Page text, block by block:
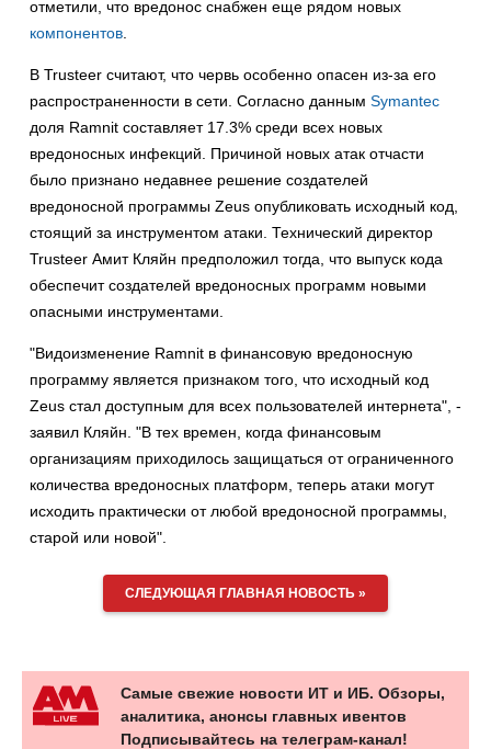
отметили, что вредонос снабжен еще рядом новых
компонентов
В Trusteer считают, что червь особенно опасен из-за его
распространенности в сети. Согласно данным Symantec
доля Ramnit составляет 17.3% среди всех новых
вредоносных инфекций. Причиной новых атак отчасти
было признано недавнее решение создателей
вредоносной программы Zeus опубликовать исходный код,
стоящий за инструментом атаки. Технический директор
Trusteer Амит Кляйн предположил тогда, что выпуск кода
обеспечит создателей вредоносных программ новыми
опасными инструментами.
"Видоизменение Ramnit в финансовую вредоносную
программу является признаком того, что исходный код
Zeus стал доступным для всех пользователей интернета", -
заявил Кляйн. "В тех времен, когда финансовым
организациям приходилось защищаться от ограниченного
количества вредоносных платформ, теперь атаки могут
исходить практически от любой вредоносной программы,
старой или новой".
СЛЕДУЮЩАЯ ГЛАВНАЯ НОВОСТЬ »
Самые свежие новости ИТ и ИБ. Обзоры,
аналитика, анонсы главных ивентов
Подписывайтесь на телеграм-канал!